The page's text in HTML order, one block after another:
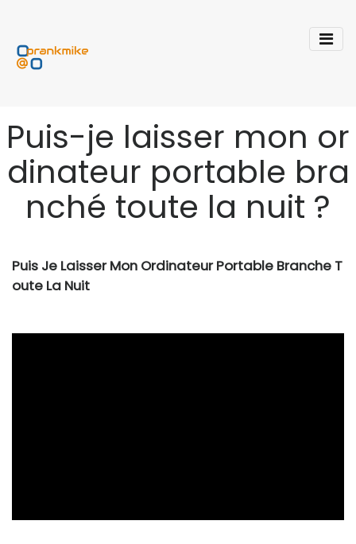
Puis-je laisser mon or
dinateur portable bra
nché toute la nuit ?
Puis Je Laisser Mon Ordinateur Portable Branche T
oute La Nuit